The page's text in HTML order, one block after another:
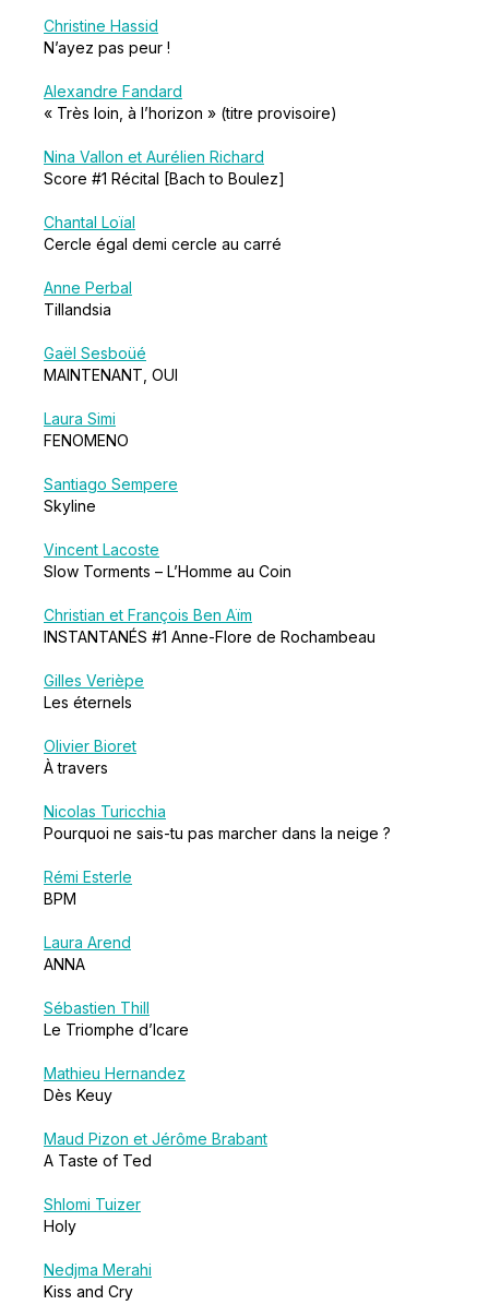
Christine Hassid
N’ayez pas peur !
Alexandre Fandard
« Très loin, à l’horizon » (titre provisoire)
Nina Vallon et Aurélien Richard
Score #1 Récital [Bach to Boulez]
Chantal Loïal
Cercle égal demi cercle au carré
Anne Perbal
Tillandsia
Gaël Sesboüé
MAINTENANT, OUI
Laura Simi
FENOMENO
Santiago Sempere
Skyline
Vincent Lacoste
Slow Torments – L’Homme au Coin
Christian et François Ben Aïm
INSTANTANÉS #1 Anne-Flore de Rochambeau
Gilles Verièpe
Les éternels
Olivier Bioret
À travers
Nicolas Turicchia
Pourquoi ne sais-tu pas marcher dans la neige ?
Rémi Esterle
BPM
Laura Arend
ANNA
Sébastien Thill
Le Triomphe d’Icare
Mathieu Hernandez
Dès Keuy
Maud Pizon et Jérôme Brabant
A Taste of Ted
Shlomi Tuizer
Holy
Nedjma Merahi
Kiss and Cry